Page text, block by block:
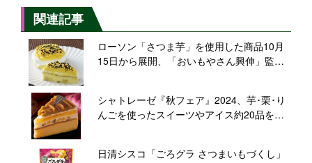
関連記事
ローソン「さつま芋」を使用した商品10月
15日から展開、「おいもやさん興伸」監修
シャトレーゼ『秋フェア』2024、芋･栗･り
んごを使ったスイーツやアイス約20品を発
日清シスコ「ごろグラ さつまいもづくし」